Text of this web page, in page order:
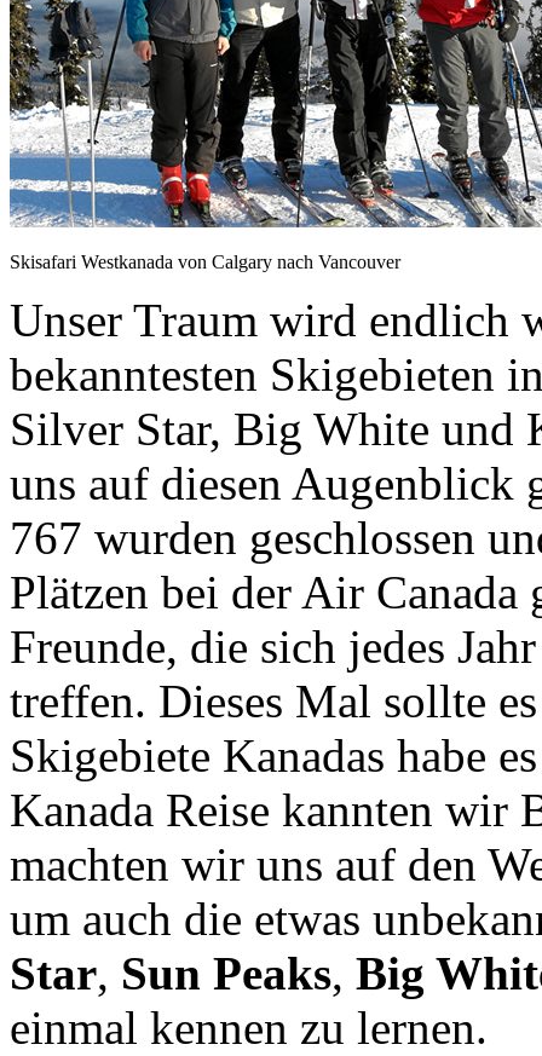
Skisafari Westkanada von Calgary nach Vancouver
Unser Traum wird endlich
bekanntesten Skigebieten
Silver Star, Big White und
uns auf diesen Augenblick
767 wurden geschlossen
Plätzen bei der Air
Freunde, die sich jedes
treffen. Dieses Mal sollte
Skigebiete Kanadas habe
Kanada Reise kannten wir
machten wir uns auf den
um auch die etwas
Star, Sun Peaks, Big
einmal kennen zu lernen.